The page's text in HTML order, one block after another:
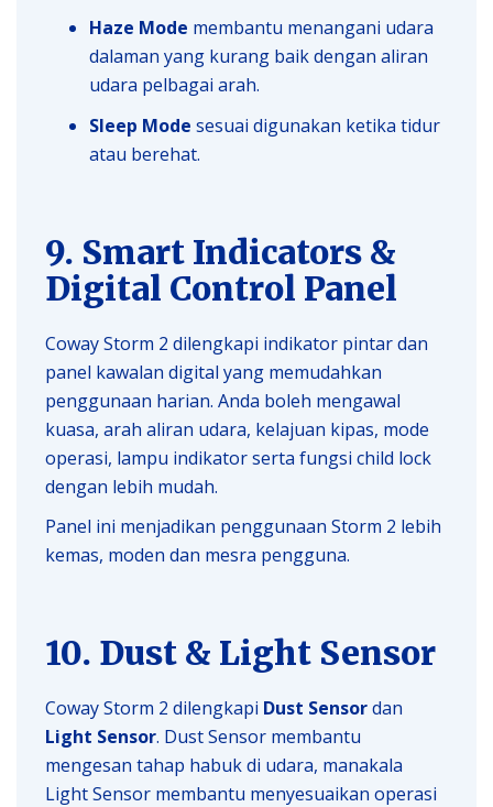
Haze Mode membantu menangani udara
dalaman yang kurang baik dengan aliran
udara pelbagai arah.
Sleep Mode sesuai digunakan ketika tidur
atau berehat.
9. Smart Indicators &
Digital Control Panel
Coway Storm 2 dilengkapi indikator pintar dan
panel kawalan digital yang memudahkan
penggunaan harian. Anda boleh mengawal
kuasa, arah aliran udara, kelajuan kipas, mode
operasi, lampu indikator serta fungsi child lock
dengan lebih mudah.
Panel ini menjadikan penggunaan Storm 2 lebih
kemas, moden dan mesra pengguna.
10. Dust & Light Sensor
Coway Storm 2 dilengkapi Dust Sensordan
Light Sensor. Dust Sensor membantu
mengesan tahap habuk di udara, manakala
Light Sensor membantu menyesuaikan operasi